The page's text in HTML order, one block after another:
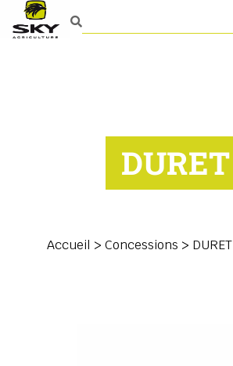
DURET
Accueil > Concessions > DURET